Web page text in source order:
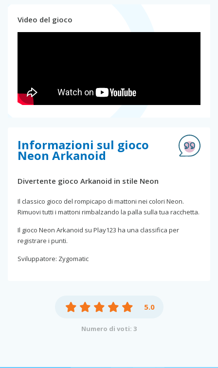
Video del gioco
Informazioni sul gioco
Neon Arkanoid
Divertente gioco Arkanoid in stile Neon
Il classico gioco del rompicapo di mattoni nei colori Neon.
Rimuovi tutti i mattoni rimbalzando la palla sulla tua racchetta.
Il gioco Neon Arkanoid su Play123 ha una classifica per
registrare i punti.
Sviluppatore: Zygomatic
5.0
Numero di voti: 3